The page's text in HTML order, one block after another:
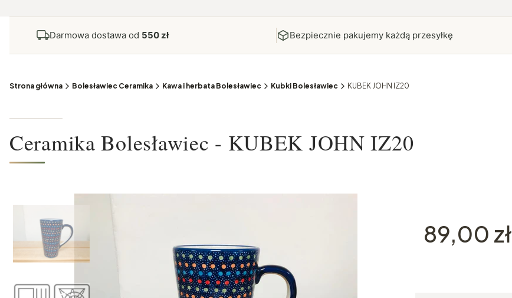
Darmowa dostawa od 550 zł Bezpiecznie pakujemy każdą przesyłkę
Strona główna Bolesławiec Ceramika Kawa i herbata Bolesławiec Kubki Bolesławiec KUBEK JOHN IZ20
Ceramika Bolesławiec - KUBEK JOHN IZ20
Cena
89,00 zł